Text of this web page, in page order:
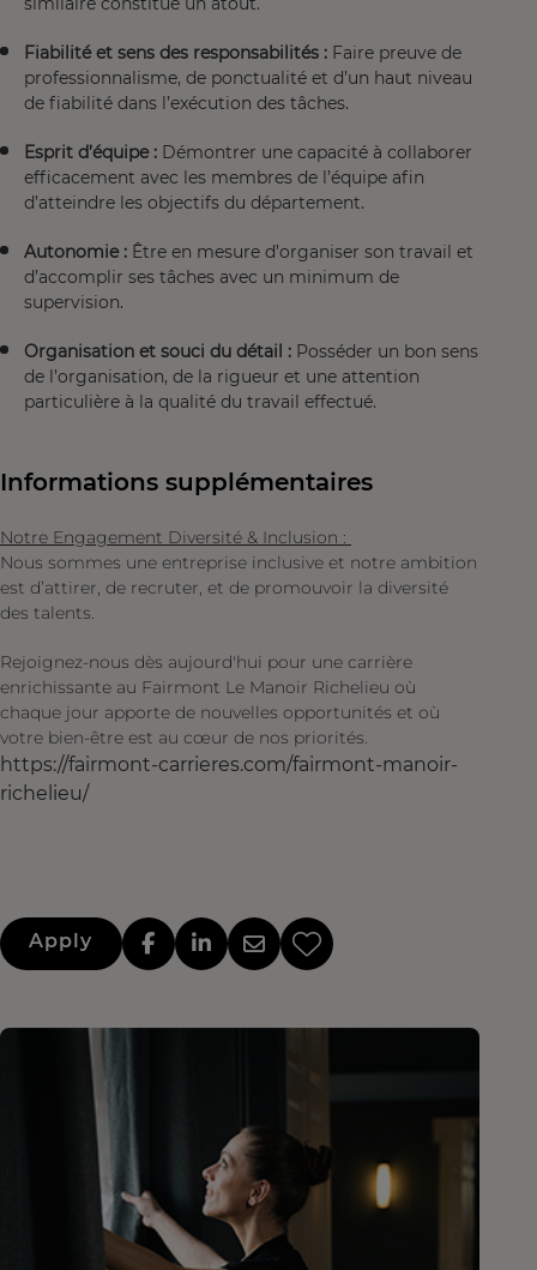
Fiabilité et sens des responsabilités : Faire preuve de
professionnalisme, de ponctualité et d’un haut niveau
de fiabilité dans l’exécution des tâches.
Esprit d’équipe : Démontrer une capacité à collaborer
efficacement avec les membres de l’équipe afin
d’atteindre les objectifs du département.
Autonomie : Être en mesure d’organiser son travail et
d’accomplir ses tâches avec un minimum de
supervision.
Organisation et souci du détail : Posséder un bon sens
de l’organisation, de la rigueur et une attention
particulière à la qualité du travail effectué.
Informations supplémentaires
Notre Engagement Diversité & Inclusion :
Nous sommes une entreprise inclusive et notre ambition
est d’attirer, de recruter, et de promouvoir la diversité
des talents.
Rejoignez-nous dès aujourd'hui pour une carrière
enrichissante au Fairmont Le Manoir Richelieu où
chaque jour apporte de nouvelles opportunités et où
votre bien-être est au cœur de nos priorités.
https://fairmont-carrieres.com/fairmont-manoir-
richelieu/
Apply